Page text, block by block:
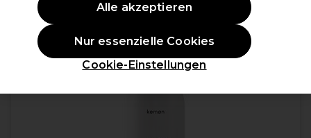
Cookie-Einstellungen
Nur essenzielle Cookies
Alle akzeptieren